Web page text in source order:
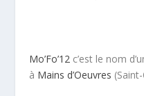
Mo’Fo’12 c’est le nom
à Mains d’Oeuvres